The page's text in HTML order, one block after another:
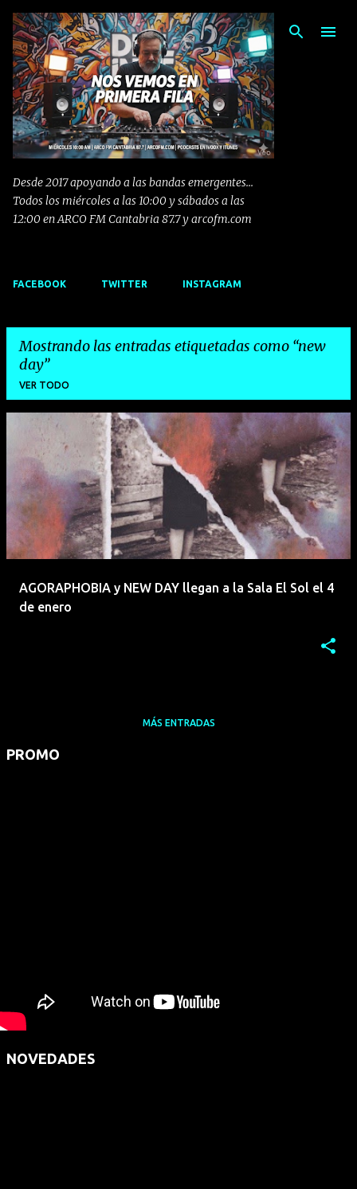
Ir al contenido principal
Desde 2017 apoyando a las bandas emergentes...
Todos los miércoles a las 10:00 y sábados a las
12:00 en ARCO FM Cantabria 87.7 y arcofm.com
FACEBOOK TWITTER INSTAGRAM
Mostrando las entradas etiquetadas como new
day
VER TODO
t
r
d
AGORAPHOBIA y NEW DAY llegan a la Sala El Sol el 4
de enero
MÁS ENTRADAS
PROMO
NOVEDADES